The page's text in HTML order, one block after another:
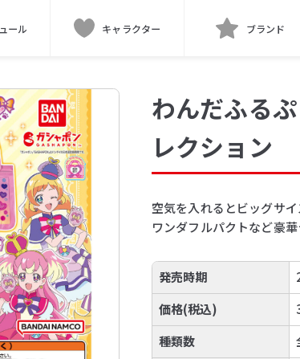
ール キャラクター ブランド
わんだふる
レクション
空気を入れるとビッグサ
ワンダフルパクトなど豪
発売時期
価格(税込)
種類数